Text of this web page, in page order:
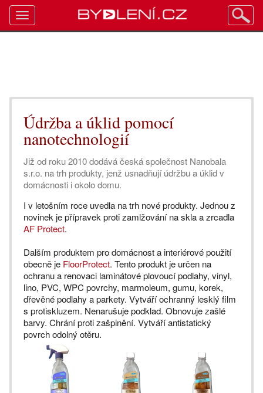
Údržba a úklid pomocí
nanotechnologií
Již od roku 2010 dodává česká společnost Nanobala
s.r.o. na trh produkty, jenž usnadňují údržbu a úklid v
domácnosti i okolo domu.
I v letošním roce uvedla na trh nové produkty. Jednou z
novinek je přípravek proti zamlžování na skla a zrcadla
AF Protect.
Dalším produktem pro domácnost a interiérové použití
obecně je FloorProtect. Tento produkt je určen na
ochranu a renovaci laminátové plovoucí podlahy, vinyl,
lino, PVC, WPC povrchy, marmoleum, gumu, korek,
dřevěné podlahy a parkety. Vytváří ochranný lesklý film
s protiskluzem. Nenarušuje podklad. Obnovuje zašlé
barvy. Chrání proti zašpinění. Vytváří antistatický
povrch odolný otěru.
Toggle
navigation